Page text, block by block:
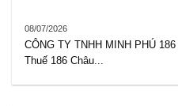
08/07/2026
CÔNG TY TNHH MINH PHÚ
Thuế 186 Châu...